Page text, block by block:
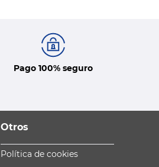
Pago 100% seguro
Otros
Política de cookies